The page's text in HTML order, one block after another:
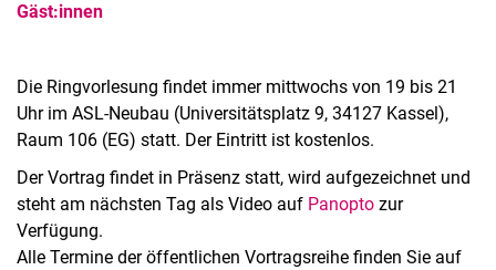
Gäst:innen
Die Ringvorlesung findet immer mittwochs von 19 bis 21
Uhr im ASL-Neubau (Universitätsplatz 9, 34127 Kassel),
Raum 106 (EG) statt. Der Eintritt ist kostenlos.
Der Vortrag findet in Präsenz statt, wird aufgezeichnet und
steht am nächsten Tag als Video auf Panopto zur
Verfügung.
Alle Termine der öffentlichen Vortragsreihe finden Sie auf